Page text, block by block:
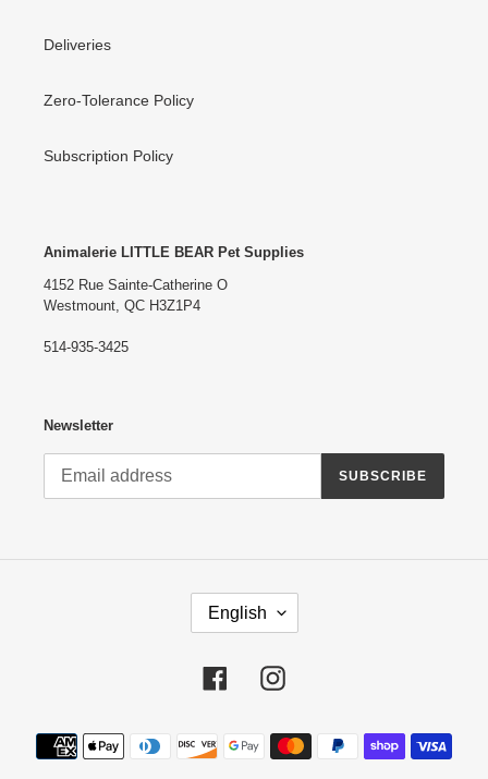
Deliveries
Zero-Tolerance Policy
Subscription Policy
Animalerie LITTLE BEAR Pet Supplies
4152 Rue Sainte-Catherine O
Westmount, QC H3Z1P4
514-935-3425
Newsletter
SUBSCRIBE
E
English
FacebookInstagram
Payment
methods